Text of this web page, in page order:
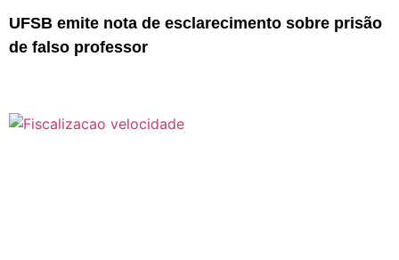
UFSB emite nota de esclarecimento sobre prisão
de falso professor